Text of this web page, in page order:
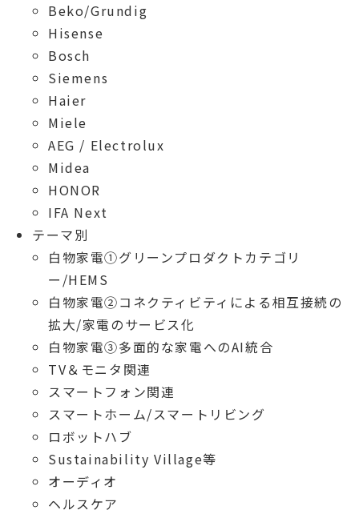
Beko/Grundig
Hisense
Bosch
Siemens
Haier
Miele
AEG / Electrolux
Midea
HONOR
IFA Next
テーマ別
白物家電①グリーンプロダクトカテゴリ
ー/HEMS
白物家電②コネクティビティによる相互接続の
拡大/家電のサービス化
白物家電③多面的な家電へのAI統合
TV＆モニタ関連
スマートフォン関連
スマートホーム/スマートリビング
ロボットハブ
Sustainability Village等
オーディオ
ヘルスケア